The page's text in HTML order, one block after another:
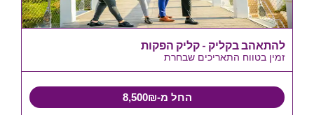
להתאהב בקליק - קליק הפקות
זמין בטווח התאריכים שבחרת
החל מ-8,500₪